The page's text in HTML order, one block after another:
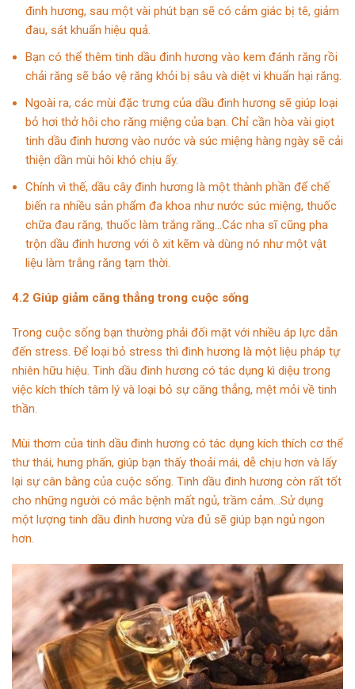
đinh hương, sau một vài phút bạn sẽ có cảm giác bị tê, giảm
đau, sát khuẩn hiệu quả.
Bạn có thể thêm tinh dầu đinh hương vào kem đánh răng rồi
chải răng sẽ bảo vệ răng khỏi bị sâu và diệt vi khuẩn hại răng.
Ngoài ra, các mùi đặc trưng của dầu đinh hương sẽ giúp loại
bỏ hơi thở hôi cho răng miệng của bạn. Chỉ cần hòa vài giọt
tinh dầu đinh hương vào nước và súc miệng hàng ngày sẽ cải
thiện dần mùi hôi khó chịu ấy.
Chính vì thế, dầu cây đinh hương là một thành phần để chế
biến ra nhiều sản phẩm đa khoa như nước súc miệng, thuốc
chữa đau răng, thuốc làm trắng răng…Các nha sĩ cũng pha
trộn dầu đinh hương với ô xit kẽm và dùng nó như một vật
liệu làm trắng răng tạm thời.
4.2 Giúp giảm căng thẳng trong cuộc sống
Trong cuộc sống bạn thường phải đối mặt với nhiều áp lực dẫn
đến stress. Để loại bỏ stress thì đinh hương là một liệu pháp tự
nhiên hữu hiệu. Tinh dầu đinh hương có tác dụng kì diệu trong
việc kích thích tâm lý và loại bỏ sự căng thẳng, mệt mỏi về tinh
thần.
Mùi thơm của tinh dầu đinh hương có tác dụng kích thích cơ thể
thư thái, hưng phấn, giúp bạn thấy thoải mái, dễ chịu hơn và lấy
lại sự cân bằng của cuộc sống. Tinh dầu đinh hương còn rất tốt
cho những người có mắc bệnh mất ngủ, trầm cảm…Sử dụng
một lượng tinh dầu đinh hương vừa đủ sẽ giúp bạn ngủ ngon
hơn.